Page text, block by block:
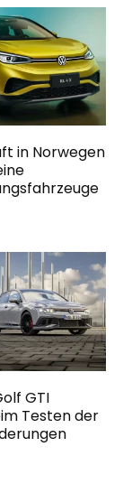
in Norwegen
GTI
Testen der